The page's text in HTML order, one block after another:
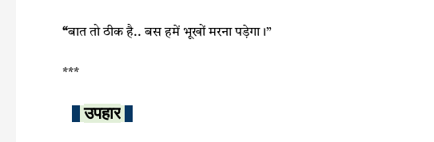
“बात तो ठीक है.. बस हमें भूखों मरना पड़ेगा।”
***
उपहार